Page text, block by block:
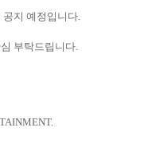
공지 예정입니다.
부탁드립니다.